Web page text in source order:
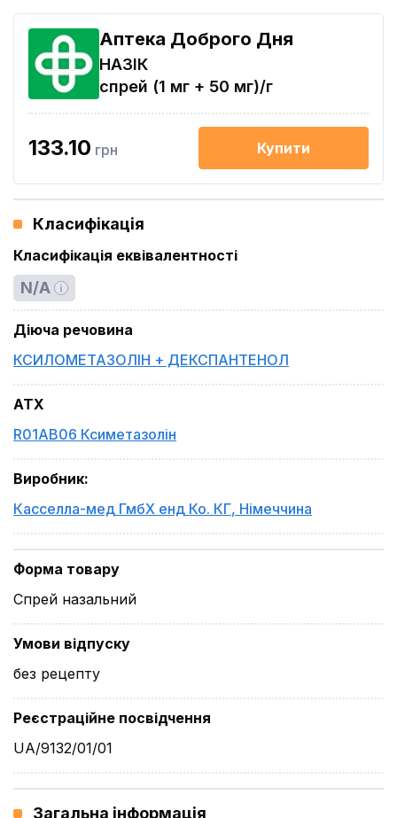
Аптека Доброго Дня
НАЗІК
спрей (1 мг + 50 мг)/г
133.10 грн Купити
Класифікація
Класифікація еквівалентності
N/A
Діюча речовина
КСИЛОМЕТАЗОЛІН + ДЕКСПАНТЕНОЛ
ATX
R01AB06 Ксиметазолін
Виробник:
Касселла-мед ГмбХ енд Ко. КГ, Німеччина
Форма товару
Спрей назальний
Умови відпуску
без рецепту
Реєстраційне посвідчення
UA/9132/01/01
Загальна інформація